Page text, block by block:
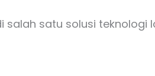
satu solusi